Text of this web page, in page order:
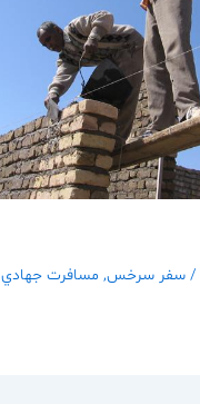
/سفر سرخس, مسافرت جهادي